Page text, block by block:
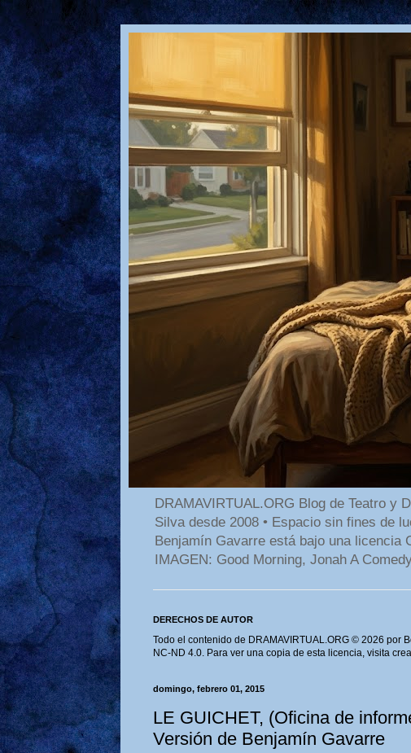
DRAMAVIRTUAL.ORG Blog de Teatro y
Silva desde 2008 • Espacio sin fines de
Benjamín Gavarre está bajo una
IMAGEN: Good Morning, Jonah A
DERECHOS DE AUTOR
Todo el contenido de DRAMAVIRTUAL.ORG © 2026 por
NC-ND 4.0. Para ver una copia de esta licencia, visita
domingo, febrero 01, 2015
LE GUICHET, (Oficina de
Versión de Benjamín Gavarre